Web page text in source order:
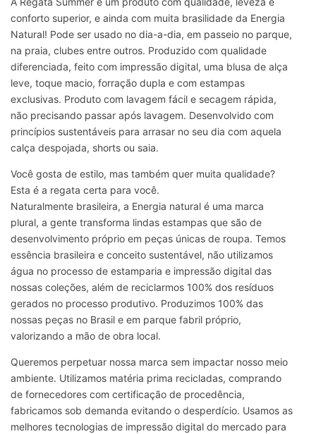
conforto superior, e ainda com muita brasilidade da Energia
Natural! Pode ser usado no dia-a-dia, em passeio no parque,
na praia, clubes entre outros. Produzido com qualidade
diferenciada, feito com impressão digital, uma blusa de alça
leve, toque macio, forração dupla e com estampas
exclusivas. Produto com lavagem fácil e secagem rápida,
não precisando passar após lavagem. Desenvolvido com
princípios sustentáveis para arrasar no seu dia com aquela
calça despojada, shorts ou saia.
Você gosta de estilo, mas também quer muita qualidade?
Esta é a regata certa para você.
Naturalmente brasileira, a Energia natural é uma marca
plural, a gente transforma lindas estampas que são de
desenvolvimento próprio em peças únicas de roupa. Temos
essência brasileira e conceito sustentável, não utilizamos
água no processo de estamparia e impressão digital das
nossas coleções, além de reciclarmos 100% dos resíduos
gerados no processo produtivo. Produzimos 100% das
nossas peças no Brasil e em parque fabril próprio,
valorizando a mão de obra local.
Queremos perpetuar nossa marca sem impactar nosso meio
ambiente. Utilizamos matéria prima recicladas, comprando
de fornecedores com certificação de procedência,
fabricamos sob demanda evitando o desperdício. Usamos as
melhores tecnologias de impressão digital do mercado para